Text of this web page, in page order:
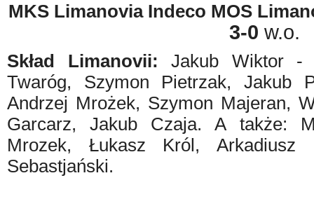
MKS Limanovia Indeco MOS
3-0 w.o.
Skład Limanovii: Jakub Wiktor -
Twaróg, Szymon Pietrzak, Jakub
Andrzej Mrożek, Szymon Majeran,
Garcarz, Jakub Czaja. A także:
Mrozek, Łukasz Król, Arkadiusz
Sebastjański.